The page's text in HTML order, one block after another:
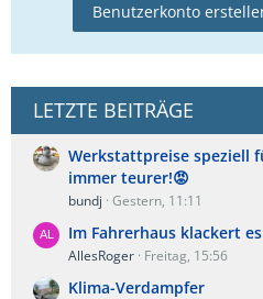
Benutzerkonto
LETZTE BEITRÄGE
Werkstattpreise speziell
immer teurer!😡
bundj Gestern, 11:11
Im Fahrerhaus klackert es
AllesRoger Freitag, 15:56
Klima-Verdampfer